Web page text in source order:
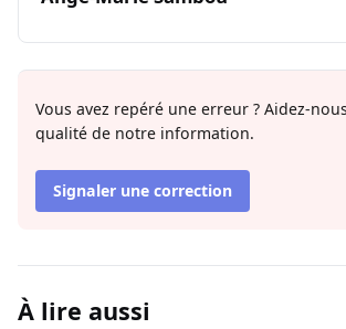
Vous avez repéré une erreur ? Aidez-
qualité de notre information.
Signaler une correction
À lire aussi